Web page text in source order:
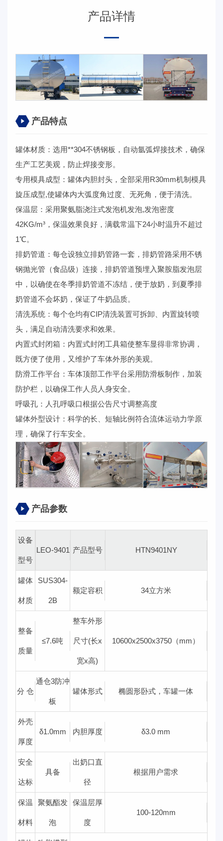
产品详情
产品特点
罐体材质：选用**304不锈钢板，自动氩弧焊接技术，确保
生产工艺美观，防止焊接变形。
专用模具成型：罐体内胆封头，全部采用R30mm机制模具
旋压成型,使罐体内大弧度角过度、无死角，便于清洗。
保温层：采用聚氨脂浇注式发泡机发泡,发泡密度
42KG/m³，保温效果良好，满载常温下24小时温升不超过
1℃。
排奶管道：每仓设独立排奶管路一套，排奶管路采用不锈
钢抛光管（食品级）连接，排奶管道预埋入聚胺脂发泡层
中，以确使在冬季排奶管道不冻结，便于放奶，到夏季排
奶管道不会坏奶，保证了牛奶品质。
清洗系统：每个仓均有CIP清洗装置可拆卸、内置旋转喷
头，满足自动清洗要求和效果。
内置式封闭箱：内置式封闭工具箱使整车显得非常协调，
既方便了使用，又维护了车体外形的美观。
防滑工作平台：车体顶部工作平台采用防滑板制作，加装
防护栏，以确保工作人员人身安全。
呼吸孔：人孔呼吸口根据公告尺寸调整高度
罐体外型设计：科学的长、短轴比例符合流体运动力学原
理，确保了行车安全。
产品参数
设备
型号
LEO-9401 产品型号 HTN9401NY
罐体
材质
SUS304-
2B
额定容积 34立方米
整备
质量
≤7.6吨
整车外形
尺寸(长x
宽x高)
10600x2500x3750（mm）
分 仓
通仓3防冲
板
罐体形式 椭圆形卧式，车罐一体
外壳
厚度
δ1.0mm 内胆厚度 δ3.0 mm
安全
达标
具备
出奶口直
径
根据用户需求
保温
材料
聚氨酯发
泡
保温层厚
度
100-120mm